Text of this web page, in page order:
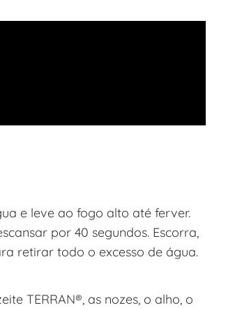
e leve ao fogo alto até ferver.
por 40 segundos. Escorra,
retirar todo o excesso de água.
TERRAN®, as nozes, o alho, o